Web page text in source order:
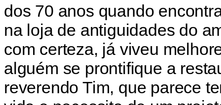
dos 70 anos quando
na loja de antiguidades do
com certeza, já viveu
alguém se prontifique a
reverendo Tim, que parece